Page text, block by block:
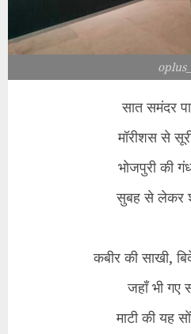
सात समंदर
मॉरीशस से
भोजपुरी की
सुबह से लेकर
कबीर की साखी,
जहाँ भी गए
माटी की यह